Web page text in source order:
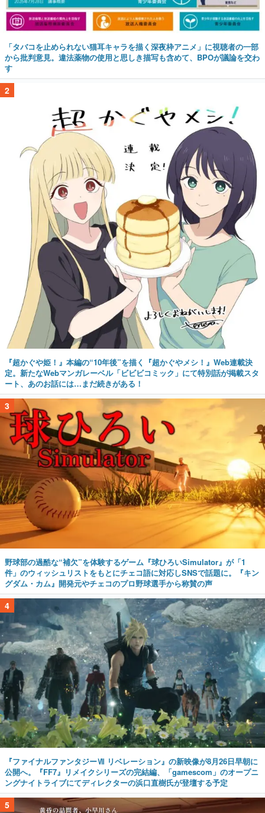
「タバコを止められない猫耳キャラを描く深夜枠アニメ」に視聴者の一部
から批判意見。違法薬物の使用と思しき描写も含めて、BPOが議論を交わ
す
2
『超かぐや姫！』本編の“10年後”を描く『超かぐやメシ！』Web連載決
定。新たなWebマンガレーベル「ビビビコミック」にて特別話が掲載スタ
ート、あのお話には…まだ続きがある！
3
野球部の過酷な“補欠”を体験するゲーム『球ひろいSimulator』が「1
件」のウィッシュリストをもとにチェコ語に対応しSNSで話題に。『キン
グダム・カム』開発元やチェコのプロ野球選手から称賛の声
4
『ファイナルファンタジーⅦ リベレーション』の新映像が8月26日早朝に
公開へ。『FF7』リメイクシリーズの完結編、「gamescom」のオープニ
ングナイトライブにてディレクターの浜口直樹氏が登壇する予定
5